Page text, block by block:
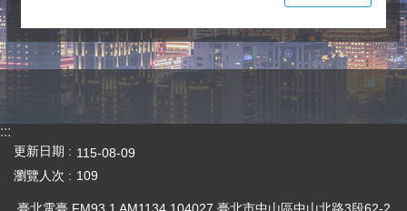
:::
更新日期
115-08-09
瀏覽人次
109